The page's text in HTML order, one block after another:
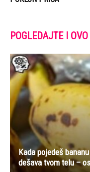
POGLEDAJTE I OVO
Kada pojedeš
dešava tvom telu –